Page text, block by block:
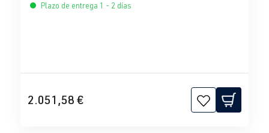
Plazo de entrega 1 - 2 días
2.051,58 €